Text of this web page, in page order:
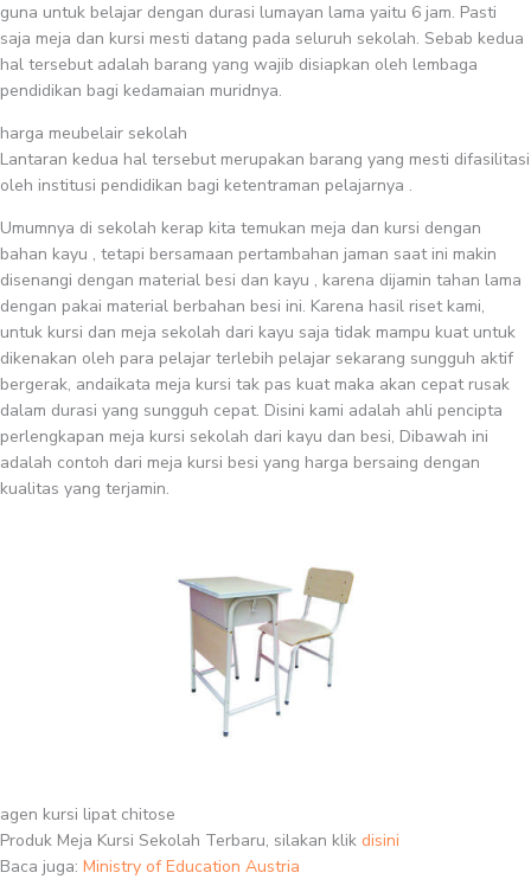
guna untuk belajar dengan durasi lumayan lama yaitu 6 jam. Pasti
saja meja dan kursi mesti datang pada seluruh sekolah. Sebab kedua
hal tersebut adalah barang yang wajib disiapkan oleh lembaga
pendidikan bagi kedamaian muridnya.
harga meubelair sekolah
Lantaran kedua hal tersebut merupakan barang yang mesti difasilitasi
oleh institusi pendidikan bagi ketentraman pelajarnya .
Umumnya di sekolah kerap kita temukan meja dan kursi dengan
bahan kayu , tetapi bersamaan pertambahan jaman saat ini makin
disenangi dengan material besi dan kayu , karena dijamin tahan lama
dengan pakai material berbahan besi ini. Karena hasil riset kami,
untuk kursi dan meja sekolah dari kayu saja tidak mampu kuat untuk
dikenakan oleh para pelajar terlebih pelajar sekarang sungguh aktif
bergerak, andaikata meja kursi tak pas kuat maka akan cepat rusak
dalam durasi yang sungguh cepat. Disini kami adalah ahli pencipta
perlengkapan meja kursi sekolah dari kayu dan besi, Dibawah ini
adalah contoh dari meja kursi besi yang harga bersaing dengan
kualitas yang terjamin.
agen kursi lipat chitose
Produk Meja Kursi Sekolah Terbaru, silakan klik disini
Baca juga: Ministry of Education Austria